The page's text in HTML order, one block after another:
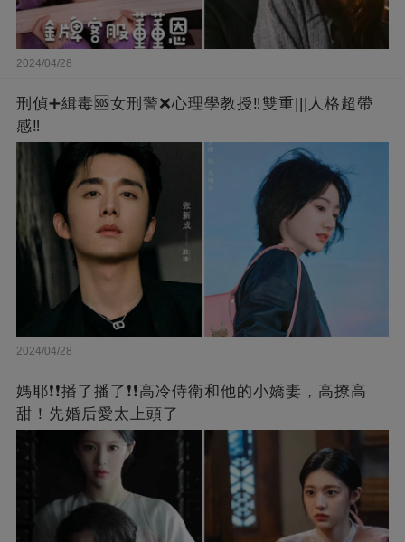
2024/04/28
刑偵➕緝毒🆘女刑警❌心理學教授‼️雙重|||人格超帶
感‼️
2024/04/28
媽耶❗❗播了播了❗❗高冷侍衛和他的小嬌妻，高撩高
甜！先婚后愛太上頭了